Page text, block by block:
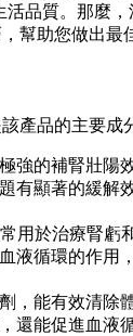
品質。那麼
幫助您做出最
產品的主要成
強的補腎壯陽
有顯著的緩解
用於治療腎虧
液循環的作用
，能有效清除
還能促進血液